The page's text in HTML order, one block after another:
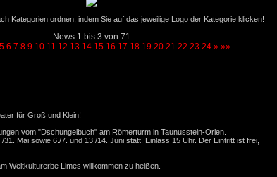
Kategorien ordnen, indem Sie auf das jeweilige Logo der Kategorie klicken!
News:1 bis 3 von 71
5 6 7 8 9 10 11 12 13 14 15 16 17 18 19 20 21 22 23 24 » »»
für Groß und Klein!
vom "Dschungelbuch" am Römerturm in Taunusstein-Orlen.
31. Mai sowie 6./7. und 13./14. Juni statt. Einlass 15 Uhr. Der Eintritt ist frei,
Weltkulturerbe Limes willkommen zu heißen.